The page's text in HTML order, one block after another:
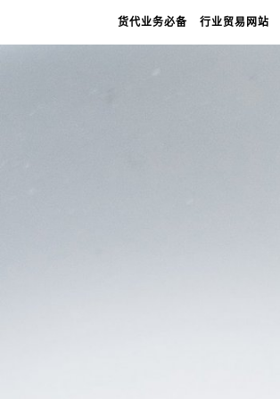
货代业务必备 行业贸易网站